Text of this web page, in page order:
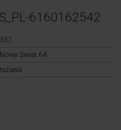
6160162542
Swiat 64